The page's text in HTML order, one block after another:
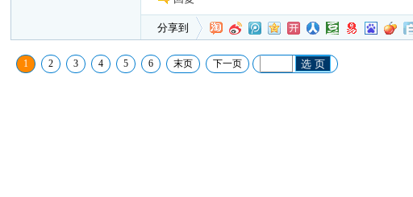
分享到
1 2 3 4 5 6 末页 下一页 选 页